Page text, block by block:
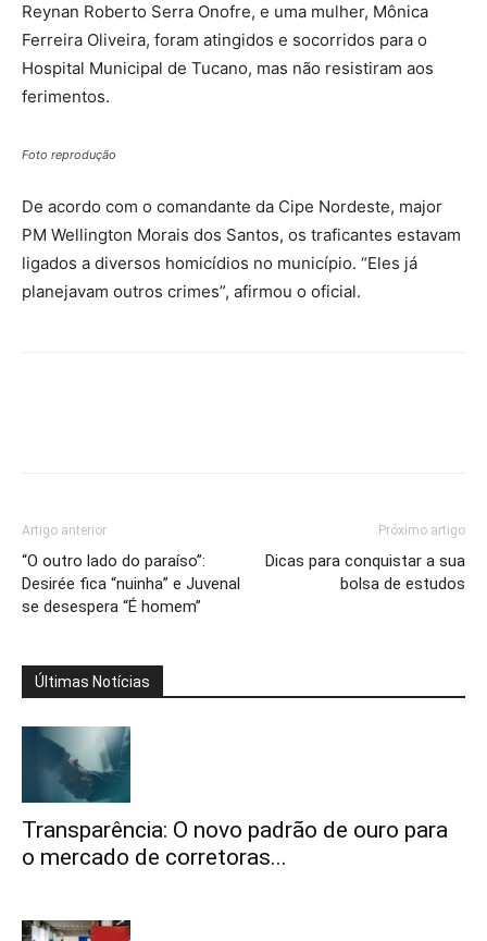
Reynan Roberto Serra Onofre, e uma mulher, Mônica
Ferreira Oliveira, foram atingidos e socorridos para o
Hospital Municipal de Tucano, mas não resistiram aos
ferimentos.
Foto reprodução
De acordo com o comandante da Cipe Nordeste, major
PM Wellington Morais dos Santos, os traficantes estavam
ligados a diversos homicídios no município. “Eles já
planejavam outros crimes”, afirmou o oficial.
Artigo anterior
“O outro lado do paraíso”:
Desirée fica “nuinha” e Juvenal
se desespera “É homem”
Próximo artigo
Dicas para conquistar a sua
bolsa de estudos
Últimas Notícias
Transparência: O novo padrão de ouro para
o mercado de corretoras...